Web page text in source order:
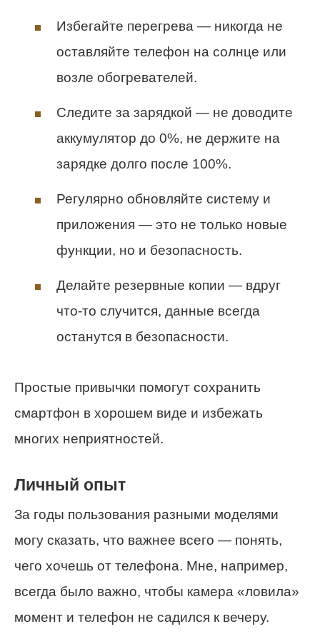
Избегайте перегрева — никогда не
оставляйте телефон на солнце или
возле обогревателей.
Следите за зарядкой — не доводите
аккумулятор до 0%, не держите на
зарядке долго после 100%.
Регулярно обновляйте систему и
приложения — это не только новые
функции, но и безопасность.
Делайте резервные копии — вдруг
что-то случится, данные всегда
останутся в безопасности.
Простые привычки помогут сохранить
смартфон в хорошем виде и избежать
многих неприятностей.
Личный опыт
За годы пользования разными моделями
могу сказать, что важнее всего — понять,
чего хочешь от телефона. Мне, например,
всегда было важно, чтобы камера «ловила»
момент и телефон не садился к вечеру.